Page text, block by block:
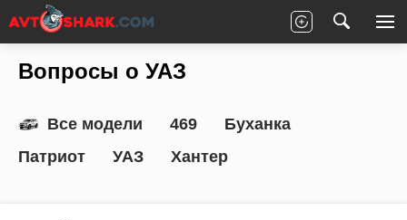
Главная Все вопросы
Вопросы о УАЗ
Все модели 469
Буханка
Патриот
УАЗ Хантер